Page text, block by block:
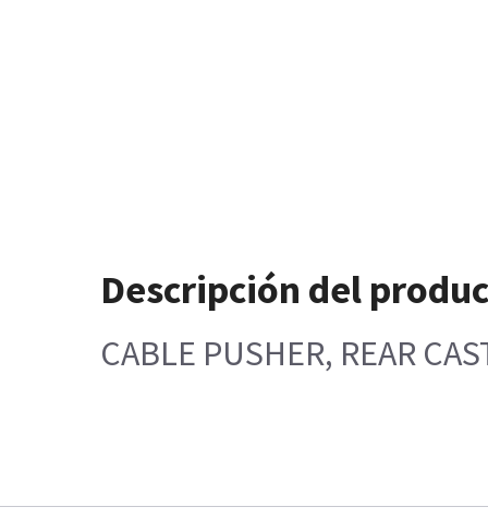
Descripción del
CABLE PUSHER, REAR